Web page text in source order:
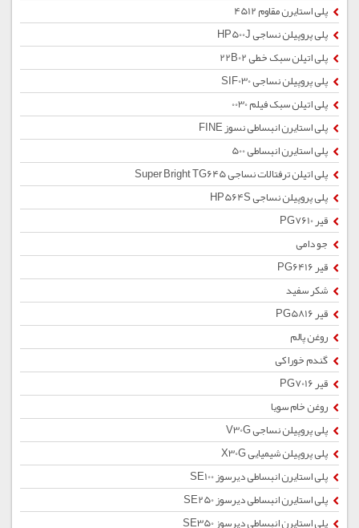
پلی استایرن مقاوم 4512
پلی پروپیلن نساجی HP500J
پلی اتیلن سبک خطی 22B02
پلی پروپیلن نساجی SIF030
پلی اتیلن سبک فیلم 0030
پلی استایرن انبساطی نسوز FINE
پلی استایرن انبساطی 500
پلی اتیلن ترفتالات نساجی Super Bright TG645
پلی پروپیلن نساجی HP564S
قیر PG7610
جو دامی
قیر PG6416
شکر سفید
قیر PG5816
روغن پالم
گندم خوراکی
قیر PG7016
روغن خام سویا
پلی پروپیلن نساجی V30G
پلی پروپیلن شیمیایی X30G
پلی استایرن انبساطی دیرسوز SE100
پلی استایرن انبساطی دیرسوز SE250
پلی استایرن انبساطی دیرسوز SE350